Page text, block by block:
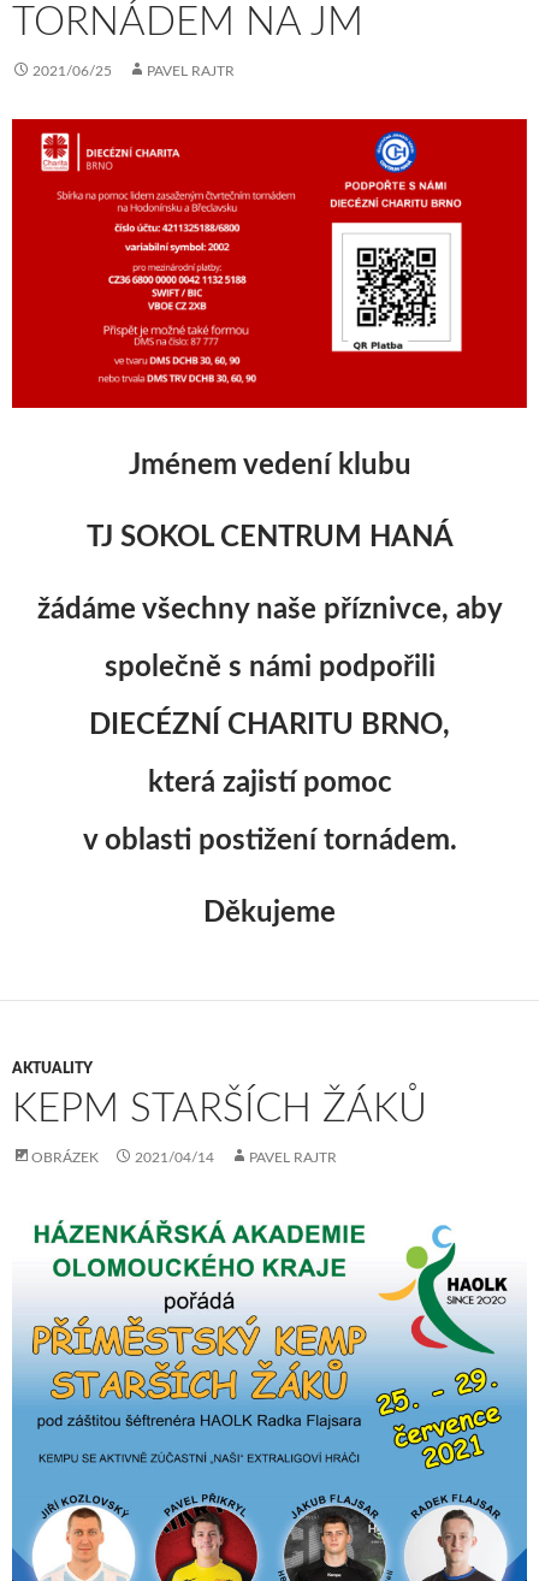
TORNÁDEM NA JM
2021/06/25 PAVEL RAJTR
Jménem vedení klubu
TJ SOKOL CENTRUM HANÁ
žádáme všechny naše příznivce, aby
společně s námi podpořili
DIECÉZNÍ CHARITU BRNO,
která zajistí pomoc
v oblasti postižení tornádem.
Děkujeme
AKTUALITY
KEPM STARŠÍCH ŽÁKŮ
OBRÁZEK 2021/04/14 PAVEL RAJTR